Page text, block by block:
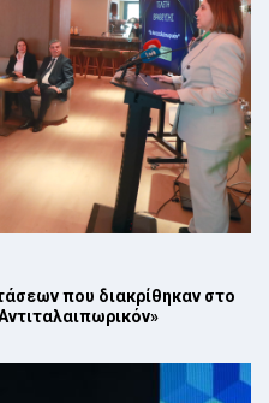
που διακρίθηκαν στο